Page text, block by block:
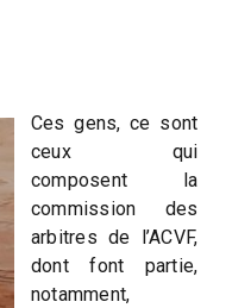
Ces gens, ce sont
ceux qui
composent la
commission des
arbitres de l’ACVF,
dont font partie,
notamment,